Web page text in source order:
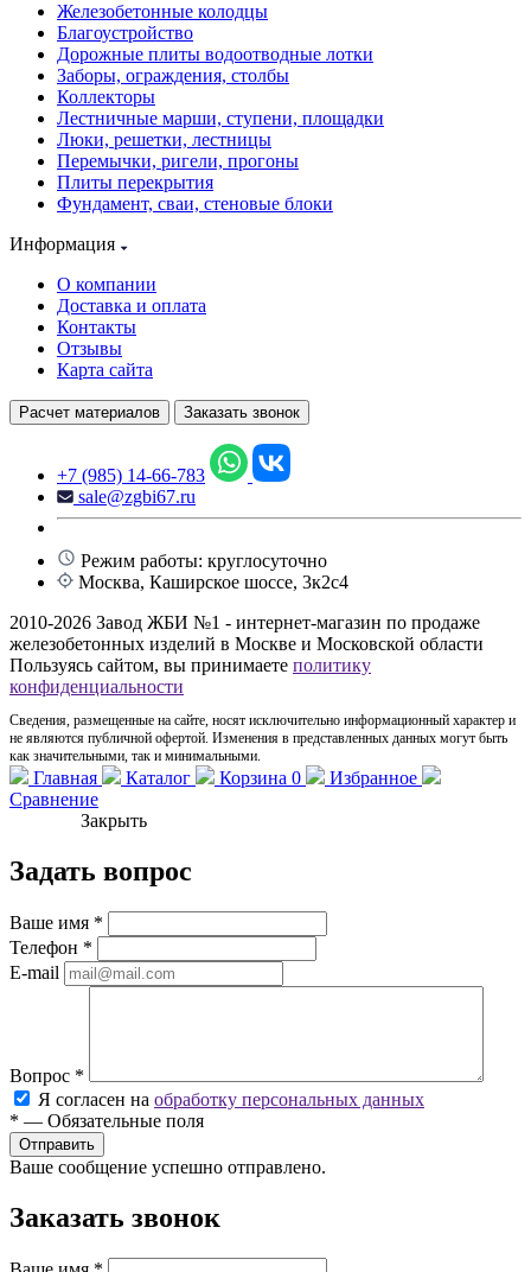
Железобетонные колодцы
Благоустройство
Дорожные плиты водоотводные лотки
Заборы, ограждения, столбы
Коллекторы
Лестничные марши, ступени, площадки
Люки, решетки, лестницы
Перемычки, ригели, прогоны
Плиты перекрытия
Фундамент, сваи, стеновые блоки
Информация
О компании
Доставка и оплата
Контакты
Отзывы
Карта сайта
Расчет материалов Заказать звонок
+7 (985) 14-66-783
sale@zgbi67.ru
Режим работы: круглосуточно
Москва, Каширское шоссе, 3к2с4
2010-2026 Завод ЖБИ №1 - интернет-магазин по продаже
железобетонных изделий в Москве и Московской области
Пользуясь сайтом, вы принимаете политику
конфиденциальности
Сведения, размещенные на сайте, носят исключительно информационный характер и
не являются публичной офертой. Изменения в представленных данных могут быть
как значительными, так и минимальными.
Главная Каталог Корзина 0
Избранное
Сравнение
Закрыть
Задать вопрос
Ваше имя *
Телефон *
E-mail
Вопрос *
Я согласен на обработку персональных данных
* — Обязательные поля
Ваше сообщение успешно отправлено.
Заказать звонок